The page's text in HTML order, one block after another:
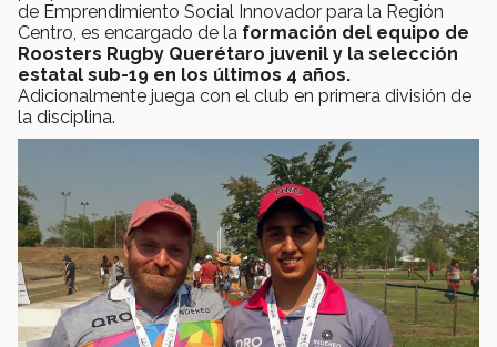
de Emprendimiento Social Innovador para la Región
Centro, es encargado de la formación del equipo de
Roosters Rugby Querétaro juvenil y la selección
estatal sub-19 en los últimos 4 años.
Adicionalmente juega con el club en primera división de
la disciplina.